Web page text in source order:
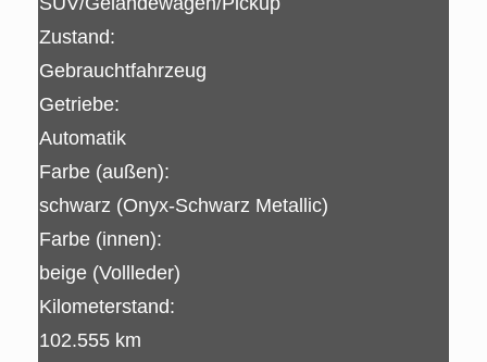
Zustand:
Gebrauchtfahrzeug
Getriebe:
Automatik
Farbe (außen):
schwarz (Onyx-Schwarz Metallic)
Farbe (innen):
beige (Vollleder)
Kilometerstand:
102.555 km